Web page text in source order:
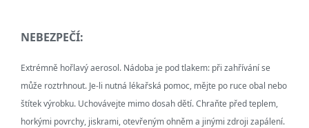
NEBEZPEČÍ:
Extrémně hořlavý aerosol. Nádoba je pod tlakem: při zahřívání se
může roztrhnout. Je-li nutná lékařská pomoc, mějte po ruce obal nebo
štítek výrobku. Uchovávejte mimo dosah dětí. Chraňte před teplem,
horkými povrchy, jiskrami, otevřeným ohněm a jinými zdroji zapálení.